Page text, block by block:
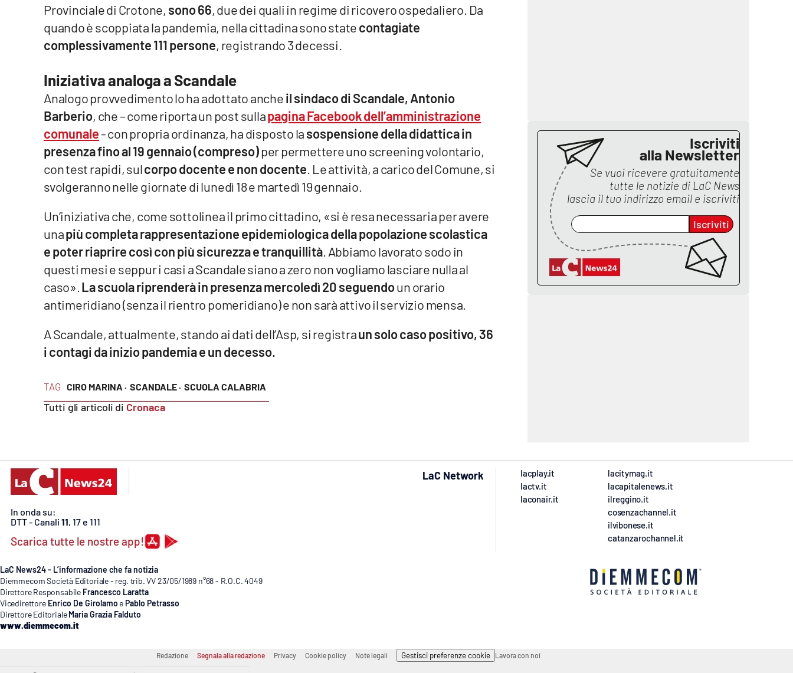
Buona Sanità Calabria
Calabriavisione
Destinazioni
Lacitymag.it
Catanzarochannel.it
App
TAG CIRO MARINA · SCANDALE · SCUOLA CALABRIA
Tutti gli articoli di Cronaca
Provinciale di Crotone, sono 66, due dei quali in regime di ricovero ospedaliero. Da
quando è scoppiata la pandemia, nella cittadina sono statecontagiate
complessivamente 111 persone, registrando 3 decessi.
Iniziativa analoga a Scandale
Analogo provvedimento lo ha adottato ancheil sindaco di Scandale, Antonio
Barberio, che – come riporta un post sullapagina Facebook dell’amministrazione
comunale- con propria ordinanza, ha disposto lasospensione della didattica in
presenza fino al 19 gennaio (compreso)per permettere uno screening volontario,
con test rapidi, sulcorpo docente e non docente . Le attività, a carico del Comune, si
svolgeranno nelle giornate di lunedì 18 e martedì 19 gennaio.
Un’iniziativa che, come sottolinea il primo cittadino, «si è resa necessaria per avere
unapiù completa rappresentazione epidemiologica della popolazione scolastica
e poter riaprire così con più sicurezza e tranquillità . Abbiamo lavorato sodo in
questi mesi e seppur i casi a Scandale siano a zero non vogliamo lasciare nulla al
caso». La scuola riprenderà in presenza mercoledì 20 seguendoun orario
antimeridiano (senza il rientro pomeridiano) e non sarà attivo il servizio mensa.
A Scandale, attualmente, stando ai dati dell’Asp, si registraun solo caso positivo, 36
i contagi da inizio pandemia e un decesso.
Iscriviti
alla Newsletter
Se vuoi ricevere gratuitamente
tutte le notizie di LaC News
lascia il tuo indirizzo email e iscriviti
Iscriviti
In onda su:
DTT - Canali 11, 17 e 111
Scarica tutte le nostre app!
LaC Network
lacplay.it
lactv.it
laconair.it
lacitymag.it
lacapitalenews.it
ilreggino.it
cosenzachannel.it
ilvibonese.it
catanzarochannel.it
LaC News24 - L’informazione che fa notizia
Diemmecom Società Editoriale - reg. trib. VV 23/05/1989 n°68 - R.O.C. 4049
Direttore Responsabile Francesco Laratta
Vicedirettore Enrico De Girolamo e Pablo Petrasso
Direttore Editoriale Maria Grazia Falduto
www.diemmecom.it
Redazione Segnala alla redazione Privacy Cookie policy Note legali Gestisci preferenze cookie Lavora con noi